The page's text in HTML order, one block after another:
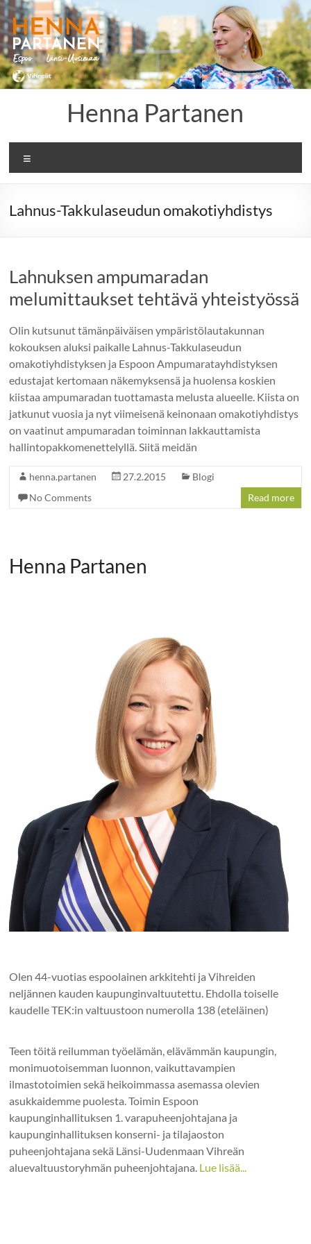
Skip
to
content
Henna Partanen
Lahnus-Takkulaseudun omakotiyhdistys
Lahnuksen ampumaradan
melumittaukset tehtävä yhteistyössä
Olin kutsunut tämänpäiväisen ympäristölautakunnan
kokouksen aluksi paikalle Lahnus-Takkulaseudun
omakotiyhdistyksen ja Espoon Ampumaratayhdistyksen
edustajat kertomaan näkemyksensä ja huolensa koskien
kiistaa ampumaradan tuottamasta melusta alueelle. Kiista on
jatkunut vuosia ja nyt viimeisenä keinonaan omakotiyhdistys
on vaatinut ampumaradan toiminnan lakkauttamista
hallintopakkomenettelyllä. Siitä meidän
henna.partanen 27.2.2015
Blogi
No Comments
Read more
Henna Partanen
Olen 44-vuotias espoolainen arkkitehti ja Vihreiden
neljännen kauden kaupunginvaltuutettu. Ehdolla toiselle
kaudelle TEK:in valtuustoon numerolla 138 (eteläinen)
Teen töitä reilumman työelämän, elävämmän kaupungin,
monimuotoisemman luonnon, vaikuttavampien
ilmastotoimien sekä heikoimmassa asemassa olevien
asukkaidemme puolesta. Toimin Espoon
kaupunginhallituksen 1. varapuheenjohtajana ja
kaupunginhallituksen konserni- ja tilajaoston
puheenjohtajana sekä Länsi-Uudenmaan Vihreän
aluevaltuustoryhmän puheenjohtajana. Lue lisää...